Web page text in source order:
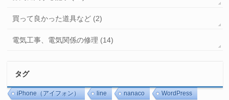
買って良かった道具など (2)
電気工事、電気関係の修理 (14)
タグ
iPhone（アイフォン） line nanaco WordPress